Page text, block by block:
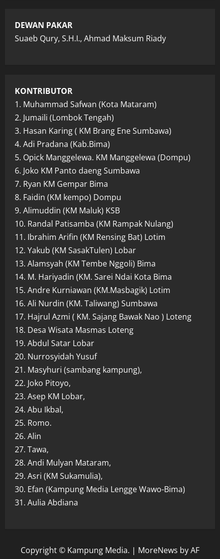
DEWAN PAKAR
Suaeb Qury, S.H.I., Ahmad Maksum Riady
KONTRIBUTOR
1. Muhammad Safwan (Kota Mataram)
2. Jumaili (Lombok Tengah)
3. Hasan Karing ( KM Brang Ene Sumbawa)
4. Adi Pradana (Kab.Bima)
5. Opick Manggelewa. KM Manggelewa (Dompu)
6. Joko KM Panto daeng Sumbawa
7. Ryan KM Gempar Bima
8. Faidin (KM kempo) Dompu
9. Alimuddin (KM Maluk) KSB
10. Randal Patisamba (KM Rampak Nulang)
11. Ibrahim Arifin (KM Rensing Bat) Lotim
12. Yakub (KM SasakTulen) Lobar
13. Alamsyah (KM Tembe Nggoli) Bima
14. M. Hariyadin (KM. Sarei Ndai Kota Bima
15. Andre Kurniawan (KM.Masbagik) Lotim
16. Ali Nurdin (KM. Taliwang) Sumbawa
17. Hajrul Azmi ( KM. Sajang Bawak Nao ) Loteng
18. Desa Wisata Masmas Loteng
19. Abdul Satar Lobar
20. Nurrosyidah Yusuf
21. Masyhuri (sambang kampung),
22. Joko Pitoyo,
23. Asep KM Lobar,
24. Abu Ikbal,
25. Romo.
26. Alin
27. Tawa,
28. Andi Mulyan Mataram,
29. Asri (KM Sukamulia),
30. Efan (Kampung Media Lengge Wawo-Bima)
31. Aulia Abdiana
Copyright © Kampung Media. | MoreNews by AF